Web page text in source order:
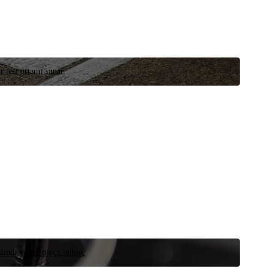
test ortamı sunar.
yedek parça bulun.